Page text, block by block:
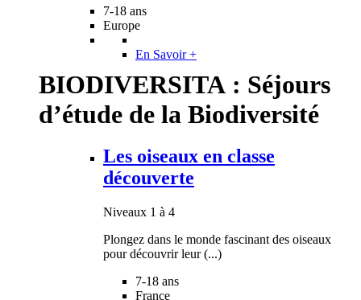
7-18 ans
Europe
En Savoir +
BIODIVERSITA : Séjours
d’étude de la Biodiversité
Les oiseaux en classe
découverte
Niveaux 1 à 4
Plongez dans le monde fascinant des oiseaux
pour découvrir leur (...)
7-18 ans
France